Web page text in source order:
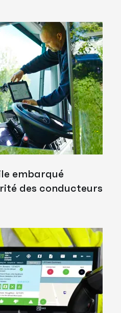
embarqué
des conducteurs